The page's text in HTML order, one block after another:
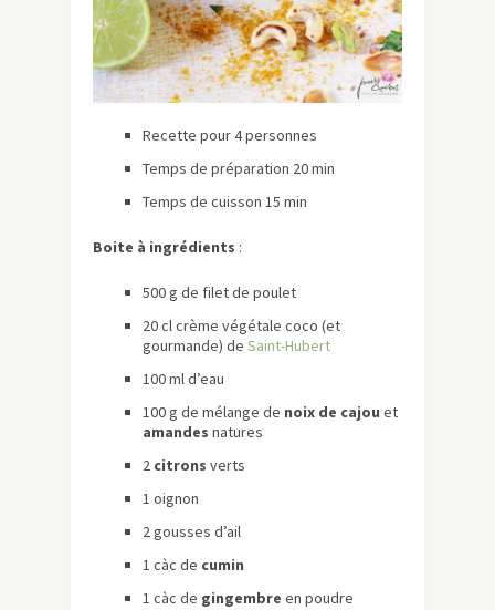
Recette pour 4 personnes
Temps de préparation 20 min
Temps de cuisson 15 min
Boite à ingrédients :
500 g de filet de poulet
20 cl crème végétale coco (et
gourmande) de Saint-Hubert
100 ml d’eau
100 g de mélange de noix de cajou et
amandes natures
2 citrons verts
1 oignon
2 gousses d’ail
1 càc de cumin
1 càc de gingembre en poudre